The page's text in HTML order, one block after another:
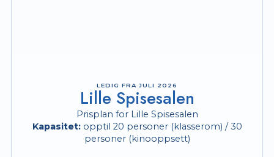
LEDIG FRA JULI 2026
Lille Spisesalen
Prisplan for Lille Spisesalen
Kapasitet: opptil 20 personer (klasserom) / 30
personer (kinooppsett)